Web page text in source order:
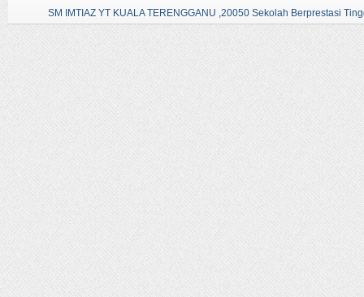
SM IMTIAZ YT KUALA TERENGGANU ,20050 Sekolah Berprestasi